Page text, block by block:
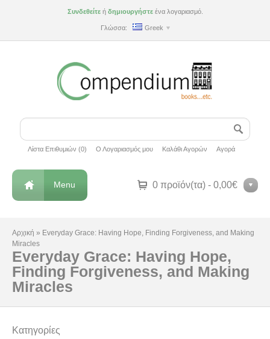
Συνδεθείτεή δημιουργήστεένα λογαριασμό.
Γλώσσα: Greek
Λίστα Επιθυμιών (0) Ο Λογαριασμός μου Καλάθι Αγορών Αγορά
0 προϊόν(τα) - 0,00€
Menu
Αρχική » Everyday Grace: Having Hope, Finding Forgiveness, and Making
Miracles
Everyday Grace: Having Hope,
Finding Forgiveness, and Making
Miracles
Κατηγορίες